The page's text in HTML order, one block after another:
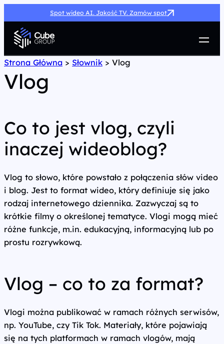
Spot wideo AI. Jakość TV. Zamów spot
Usługi
Jak możemy pomóc
Case Study
Kariera
Kontakt
Strona Główna > Słownik > Vlog
Vlog
Co to jest vlog, czyli
inaczej wideoblog?
Vlog to słowo, które powstało z połączenia słów video
i blog. Jest to format wideo, który definiuje się jako
rodzaj internetowego dziennika. Zazwyczaj są to
krótkie filmy o określonej tematyce. Vlogi mogą mieć
różne funkcje, m.in. edukacyjną, informacyjną lub po
prostu rozrywkową.
Vlog – co to za format?
Vlogi można publikować w ramach różnych serwisów,
np. YouTube, czy Tik Tok. Materiały, które pojawiają
się na tych platformach w ramach vlogów, mają